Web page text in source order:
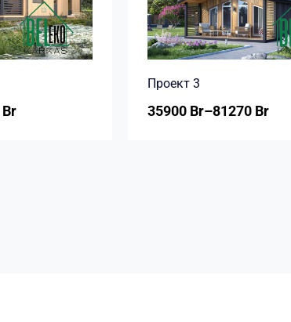
Br
Проект 3
35900 Br–81270 Br